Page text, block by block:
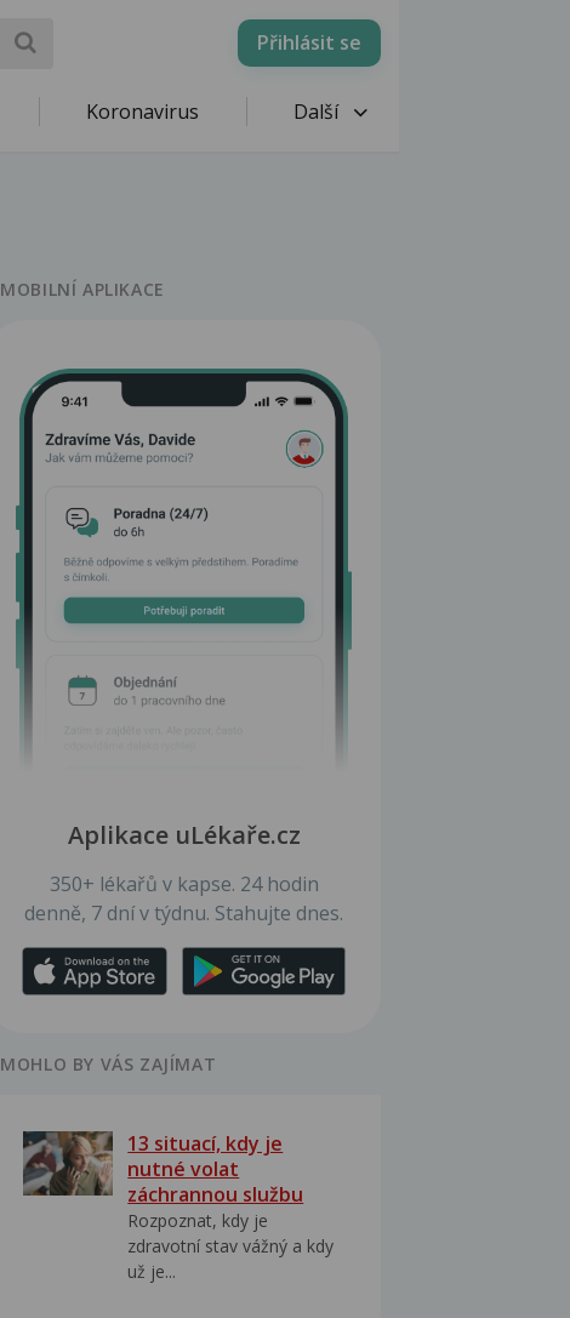
Přihlásit se
Koronavirus Další
MOBILNÍ APLIKACE
Aplikace uLékaře.cz
350+ lékařů v kapse. 24 hodin
denně, 7 dní v týdnu. Stahujte dnes.
MOHLO BY VÁS ZAJÍMAT
13 situací, kdy je
nutné volat
záchrannou službu
Rozpoznat, kdy je
zdravotní stav vážný a kdy
už je...